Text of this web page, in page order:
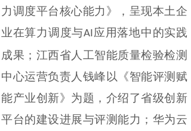
力调度平台核心能力》，呈现本土企
业在算力调度与AI应用落地中的实践
成果； 江西省人工智能质量检验检测
中心运营负责人钱峰以《智能评测赋
能产业创新》为题，介绍了省级创新
平台的建设进展与评测能力；华为云